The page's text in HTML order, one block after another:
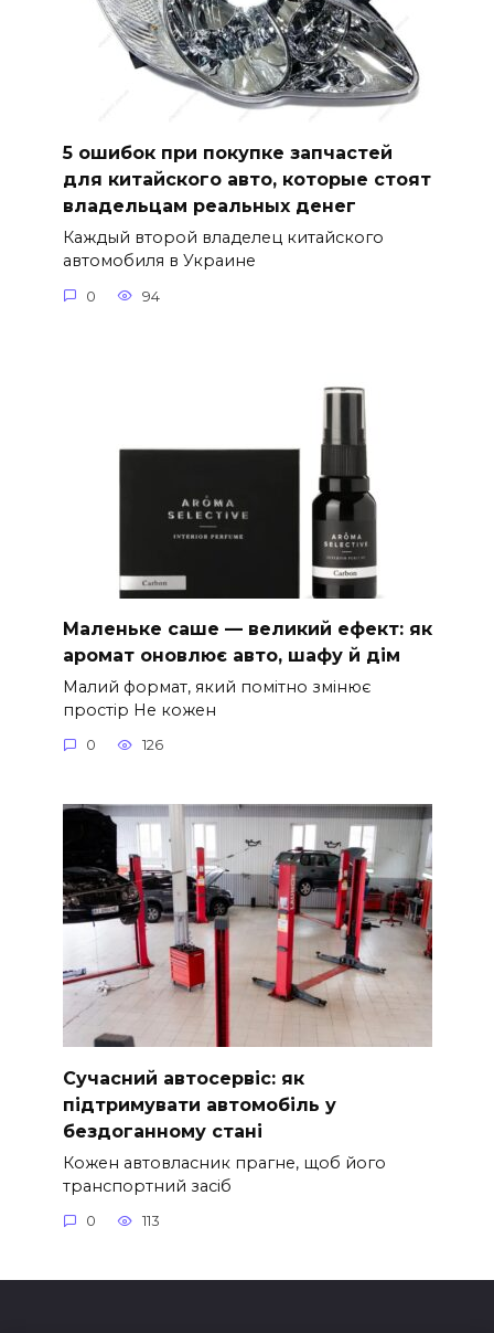
5 ошибок при покупке запчастей
для китайского авто, которые стоят
владельцам реальных денег
Каждый второй владелец китайского
автомобиля в Украине
0 94
Маленьке саше — великий ефект: як
аромат оновлює авто, шафу й дім
Малий формат, який помітно змінює
простір Не кожен
0 126
Сучасний автосервіс: як
підтримувати автомобіль у
бездоганному стані
Кожен автовласник прагне, щоб його
транспортний засіб
0 113